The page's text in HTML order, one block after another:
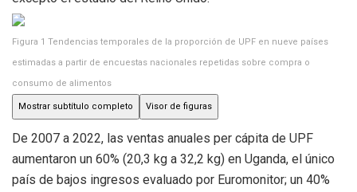
Figura 1 Tendencias temporales de la proporción de UPF en nueve países
estimadas a partir de encuestas nacionales repetidas sobre compra o
consumo de alimentos
Mostrar subtítulo completo Visor de figuras
De 2007 a 2022, las ventas anuales per cápita de UPF
aumentaron un 60% (20,3 kg a 32,2 kg) en Uganda, el único
país de bajos ingresos evaluado por Euromonitor; un 40%